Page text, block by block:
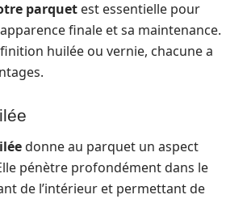
parquet est essentielle pour
finale et sa maintenance.
huilée ou vernie, chacune a
donne au parquet un aspect
pénètre profondément dans le
de l’intérieur et permettant de